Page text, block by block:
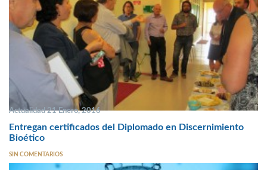
Actualidad 21 Enero, 2016
Entregan certificados del Diplomado en Discernimiento
Bioético
SIN COMENTARIOS